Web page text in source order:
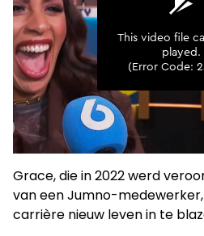
Grace, die in 2022 werd
van een Jumno-
carrière nieuw leven in te